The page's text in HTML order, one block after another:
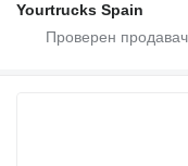
Yourtrucks Spain